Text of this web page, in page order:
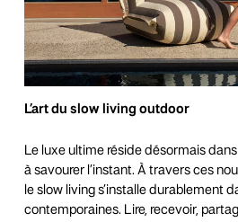
L’art du slow living outdoor
Le luxe ultime réside désormais
à savourer l’instant. À travers ces
le slow living s’installe durablement
contemporaines. Lire, recevoir,